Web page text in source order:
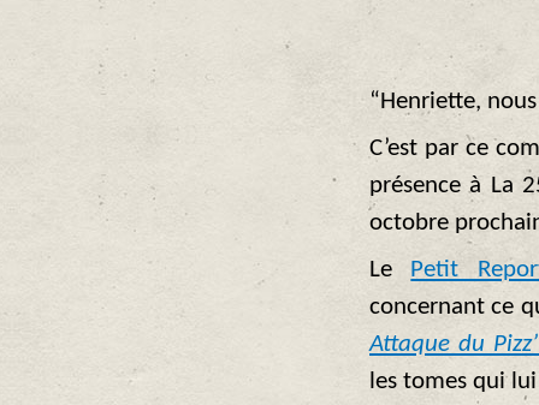
“Henriette,
C’est par ce
présence à La
octobre
Le
Petit
concernant ce
Attaque du
les tomes qui